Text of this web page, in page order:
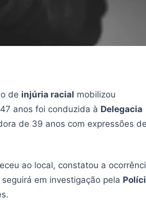
de injúria racial mobilizou
anos foi conduzida à Delegacia
de 39 anos com expressões de
ao local, constatou a
em investigação pela